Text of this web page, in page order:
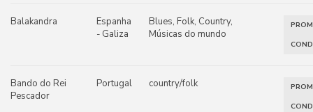
Balakandra
Espanha
- Galiza
Blues, Folk, Country,
Músicas do mundo
Bando do Rei
Pescador
Portugal country/folk